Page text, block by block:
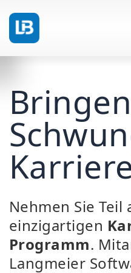
Nehmen Sie Teil
einzigartigen
Programm.
Langmeier